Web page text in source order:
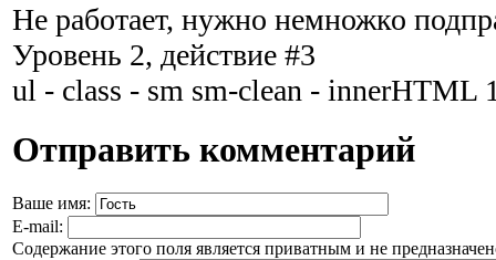
Не работает, нужно немножко
Уровень 2, действие #3
ul - class - sm sm-clean - innerHTML
Отправить комментарий
Ваше имя:
E-mail:
Содержание этого поля является приватным и не